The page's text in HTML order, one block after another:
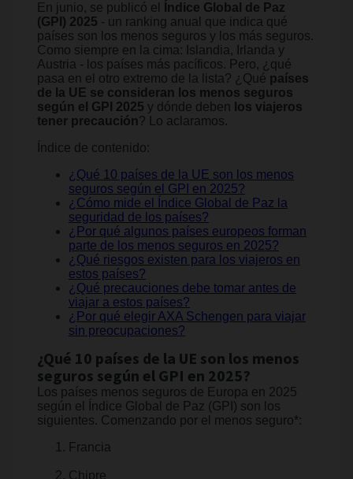
En junio, se publicó el
Índice Global de Paz
(GPI) 2025 - un ranking anual que indica qué
países son los menos seguros y los más seguros.
Como siempre en la cima: Islandia, Irlanda y
Austria - los países más pacíficos. Pero, ¿qué
pasa en el otro extremo de la lista? ¿Qué países
de la UE se consideran los menos seguros
según el GPI 2025 y dónde deben los viajeros
tener precaución? Lo aclaramos.
Índice de contenido:
¿Qué 10 países de la UE son los menos
seguros según el GPI en 2025?
¿Cómo mide el Índice Global de Paz la
seguridad de los países?
¿Por qué algunos países europeos forman
parte de los menos seguros en 2025?
¿Qué riesgos existen para los viajeros en
estos países?
¿Qué precauciones debe tomar antes de
viajar a estos países?
¿Por qué elegir AXA Schengen para viajar
sin preocupaciones?
¿Qué 10 países de la UE son los menos
seguros según el GPI en 2025?
Los países menos seguros de Europa en 2025
según el Índice Global de Paz (GPI) son los
siguientes. Comenzando por el menos seguro*:
Francia
Chipre